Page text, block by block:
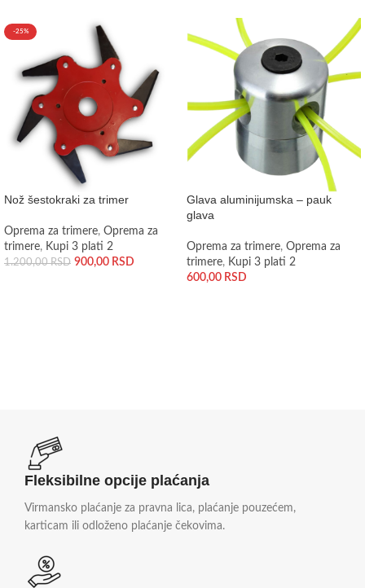
-25%
Nož šestokraki za trimer
Oprema za trimere, Oprema za
trimere, Kupi 3 plati 2
1.200,00RSD 900,00 RSD
Glava aluminijumska – pauk
glava
Oprema za trimere, Oprema za
trimere, Kupi 3 plati 2
600,00 RSD
Fleksibilne opcije plaćanja
Virmansko plaćanje za pravna lica, plaćanje pouzećem,
karticam ili odloženo plaćanje čekovima.